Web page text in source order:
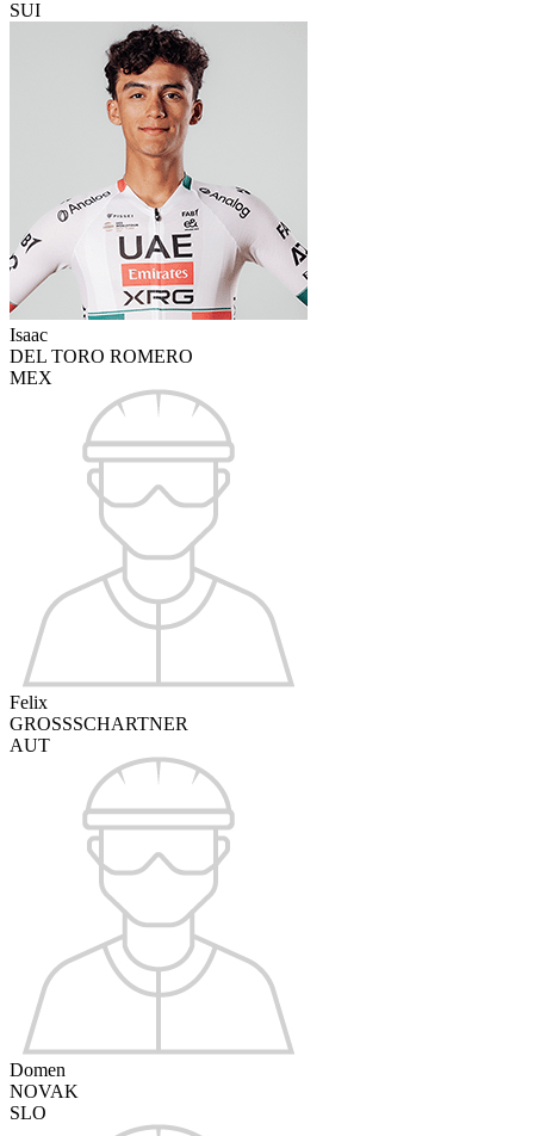
SUI
Isaac
DEL TORO ROMERO
MEX
Felix
GROSSSCHARTNER
AUT
Domen
NOVAK
SLO